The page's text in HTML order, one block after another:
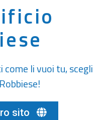
li vuoi tu, scegli
sito